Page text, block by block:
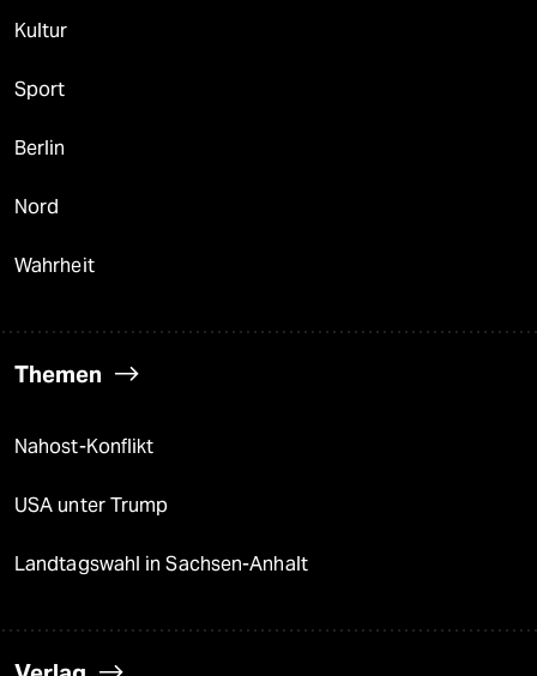
Kultur
Sport
Berlin
Nord
Wahrheit
Themen
Nahost-Konflikt
USA unter Trump
Landtagswahl in Sachsen-Anhalt